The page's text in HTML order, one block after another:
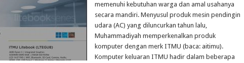
memenuhi kebutuhan warga dan amal usahanya
secara mandiri. Menyusul produk mesin pendingin
udara (AC) yang diluncurkan tahun lalu,
Muhammadiyah memperkenalkan produk
komputer dengan merk ITMU (baca: aitimu).
Komputer keluaran ITMU hadir dalam beberapa